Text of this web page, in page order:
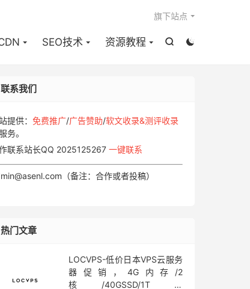


SEO技术 资源教程
旗下站点
联系我们
提供： 免费推广/广告赞助/软文收录&测评收录
务。
联系站长QQ 2025125267 一键联系
（备注：合作或者投稿）
热门文章
LOCVPS-低价日本VPS云服务
器促销，4G内存/2
核/40GSSD/1T流